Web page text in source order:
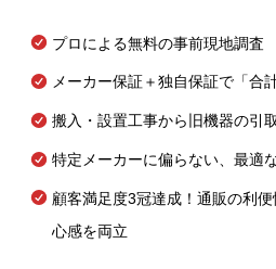
プロによる無料の事前現地調査
メーカー保証＋独自保証で「合
搬入・設置工事から旧機器の引
特定メーカーに偏らない、最適
顧客満足度3冠達成！通販の利
心感を両立